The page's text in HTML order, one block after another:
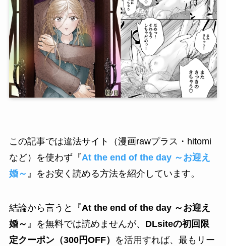
この記事では違法サイト（漫画rawプラス・hitomi
など）を使わず『At the end of the day ～お迎え
婚～ 』をお安く読める方法を紹介しています。
結論から言うと『At the end of the day ～お迎え
婚～ 』を無料では読めませんが、 DLsiteの初回限
定クーポン（300円OFF）
を活用すれば、最もリー